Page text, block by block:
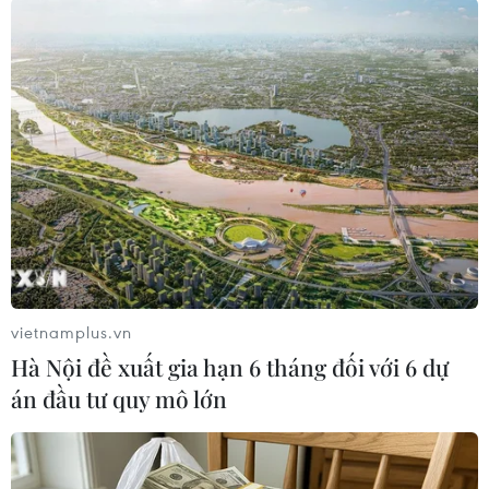
Đà Nẵng: Cứu sống 2 trong 4 du
khách mất tích tại Mũi Nghê
09/08/2026 06:55
Bảo đảm an toàn hệ thống ngân
hàng và phát triển kinh tế số
09/08/2026 06:20
Phát huy giá trị văn hóa, khơi dậy
nguồn lực phát triển từ các địa
phương
09/08/2026 05:48
vietnamplus.vn
Hà Nội đề xuất gia hạn 6 tháng đối với 6 dự
án đầu tư quy mô lớn